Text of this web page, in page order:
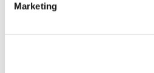
Marketing